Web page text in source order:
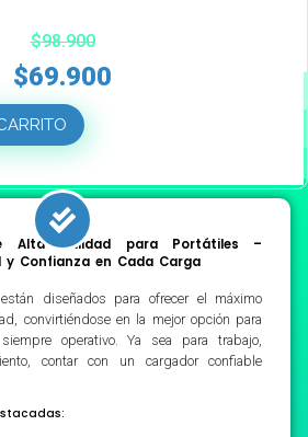
$98.900
$69.900
Alta Calidad para Portátiles –
y Confianza en Cada Carga
diseñados para ofrecer el máximo
convirtiéndose en la mejor opción para
operativo. Ya sea para trabajo,
contar con un cargador confiable